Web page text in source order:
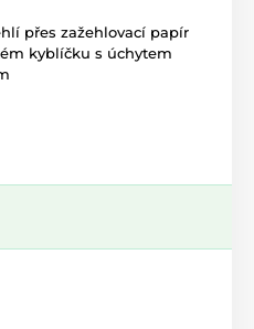
přes zažehlovací papír
kyblíčku s úchytem